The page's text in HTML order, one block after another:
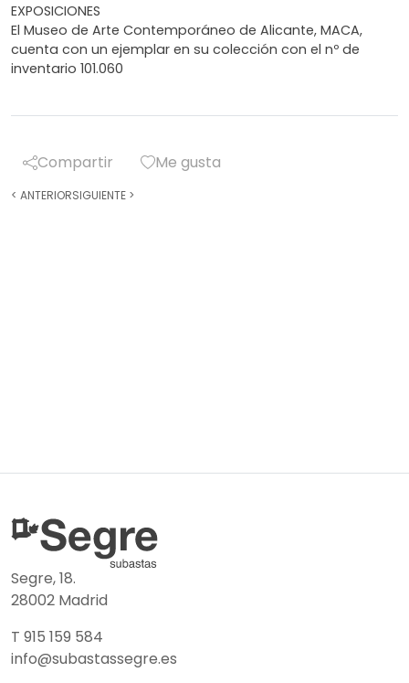
EXPOSICIONES
El Museo de Arte Contemporáneo de Alicante, MACA,
cuenta con un ejemplar en su colección con el nº de
inventario 101.060
Compartir Me gusta
< ANTERIORSIGUIENTE >
Segre, 18.
28002 Madrid
T 915 159 584
info@subastassegre.es